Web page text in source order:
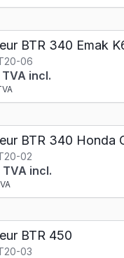
BTR 340 Emak
06
incl.
BTR 340 Honda
02
incl.
BTR 450
03